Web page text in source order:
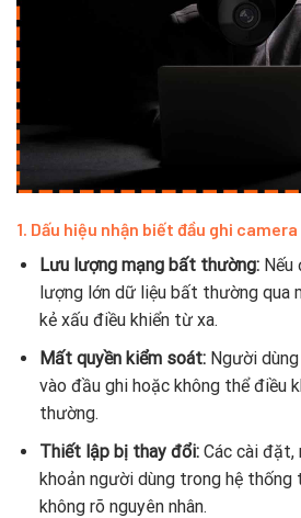
1. Dấu hiệu nhận biết đầu ghi
Lưu lượng mạng bất thường:Nếu
lượng lớn dữ liệu bất thường qua
kẻ xấu điều khiển từ xa.
Mất quyền kiểm soát:Người dùng
vào đầu ghi hoặc không thể điều
thường.
Thiết lập bị thay đổi:Các cài đặt,
khoản người dùng trong hệ
không rõ nguyên nhân.